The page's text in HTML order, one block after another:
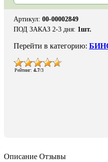
Артикул: 00-00002849
ПОД ЗАКАЗ 2-3 дня: 1шт.
Перейти в категорию:
Рейтинг: 4.7/3
Описание Отзывы